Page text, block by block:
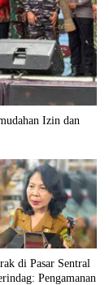
Izin dan
di Pasar Sentral
Pengamanan